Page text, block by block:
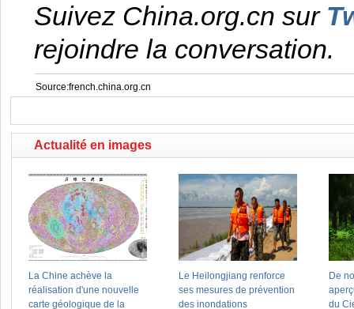
Suivez China.org.cn sur
rejoindre la conversation.
Source:french.china.org.cn